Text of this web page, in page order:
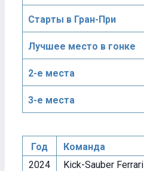
Старты в Гран-При
Лучшее место в гонке
2-е места
3-е места
Год Команда
2024
Kick-Sauber Ferrari